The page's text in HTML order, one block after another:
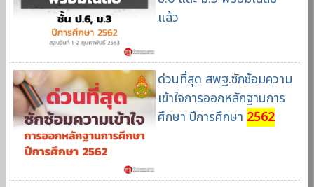
แล้ว
ด่วนที่สุด สพฐ.ซักซ้อมความ
เข้าใจการออกหลักฐานการ
ศึกษา ปีการศึกษา 2562